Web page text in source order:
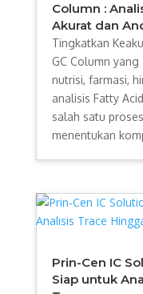
Column :
Akurat dan
Tingkatkan
GC Column
nutrisi, farmasi,
analisis Fatty
salah satu
menentukan
Prin-Cen IC
Siap untuk